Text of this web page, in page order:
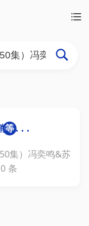
集）冯奕鸣&苏
0 条